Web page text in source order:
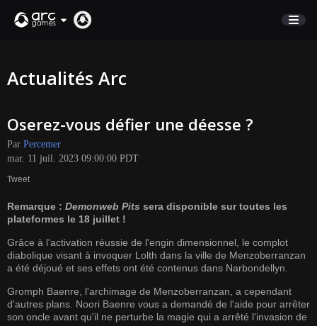
SUPPORT
Connexion
Français
Pусский
Español
Actualités Arc
Oserez-vous défier une déesse ?
Par Percemer
mar. 11 juil. 2023 09:00:00 PDT
Tweet
Remarque : Demonweb Pits sera disponible sur toutes les
plateformes le 18 juillet !
Grâce à l'activation réussie de l'engin dimensionnel, le complot
diabolique visant à invoquer Lolth dans la ville de Menzoberranzan
a été déjoué et ses effets ont été contenus dans Narbondellyn.
Gromph Baenre, l'archimage de Menzoberranzan, a cependant
d'autres plans. Noori Baenre vous a demandé de l'aide pour arrêter
son oncle avant qu'il ne perturbe la magie qui a arrêté l'invasion de